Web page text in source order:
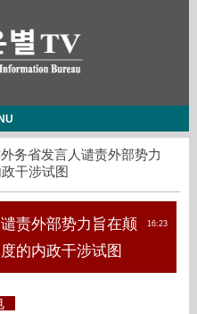
务省发言人谴责外部势力
干涉试图
16:23
责外部势力旨在颠
的内政干涉试图